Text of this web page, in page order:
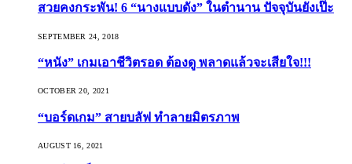
สวยคงกระพัน! 6 “นางแบบดัง” ในตำนาน ปัจจุบันยังเป๊ะ
SEPTEMBER 24, 2018
“หนัง” เกมเอาชีวิตรอด ต้องดู พลาดแล้วจะเสียใจ!!!
OCTOBER 20, 2021
“บอร์ดเกม” สายบลัฟ ทำลายมิตรภาพ
AUGUST 16, 2021